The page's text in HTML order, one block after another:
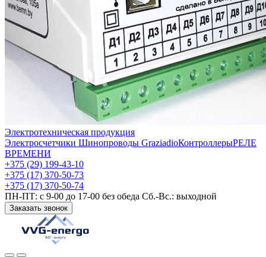
Электротехническая продукция
Электросчетчики Шинопроводы GraziadioКонтроллерыРЕЛЕ
ВРЕМЕНИ
+375 (29) 199-43-10
+375 (17) 370-50-73
+375 (17) 370-50-74
ПН-ПТ: с 9-00 до 17-00 без обеда Сб.-Вс.: выходной
Заказать звонок